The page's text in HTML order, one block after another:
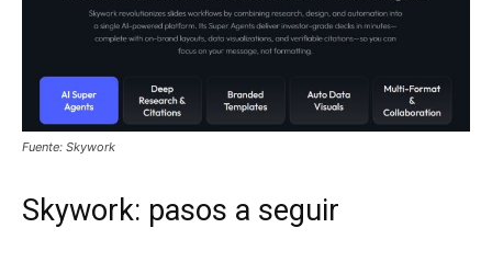
Fuente: Skywork
Skywork: pasos a seguir